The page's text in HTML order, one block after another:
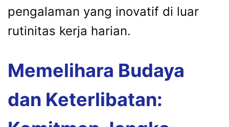
pengalaman yang inovatif di luar
rutinitas kerja harian.
Memelihara Budaya
dan Keterlibatan: